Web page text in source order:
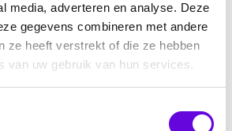
media, adverteren en analyse. Deze
gegevens combineren met andere
ze heeft verstrekt of die ze hebben
van uw gebruik van hun services.